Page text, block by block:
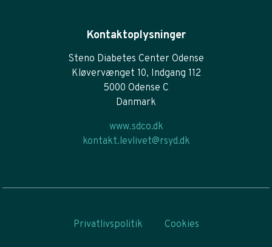
Kontaktoplysninger
Steno Diabetes Center Odense
Kløvervænget 10, Indgang 112
5000 Odense C
Danmark
www.sdco.dk
kontakt.levlivet@rsyd.dk
Privatlivspolitik Cookies